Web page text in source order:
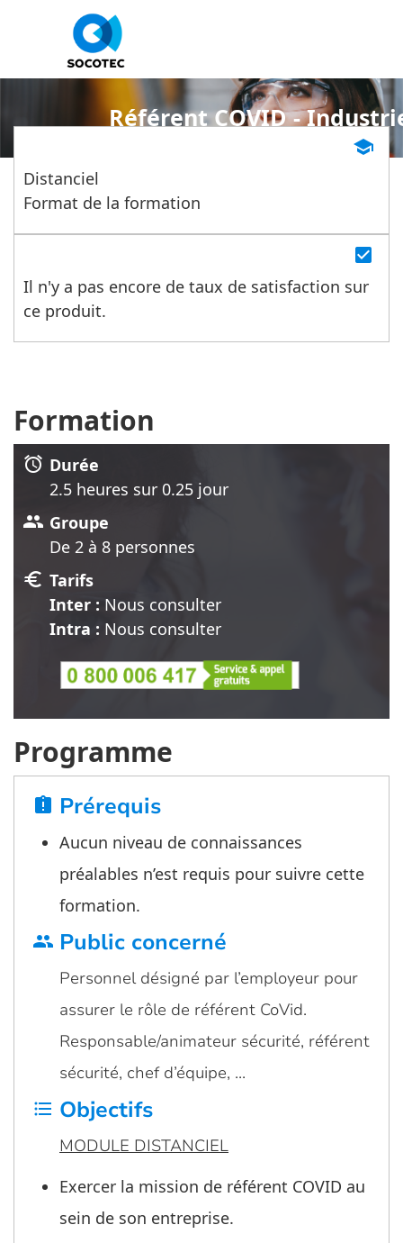
Référent COVID -
Distanciel
Format de la formation
school
Il n'y a pas encore de taux de satisfaction sur
ce produit.
check_box
Formation
alarm Durée
2.5 heures sur 0.25 jour
group Groupe
De 2 à 8 personnes
euro Tarifs
Inter : Nous consulter
Intra : Nous consulter
Programme
assignment_late Prérequis
Aucun niveau de connaissances
préalables n’est requis pour suivre cette
formation.
group Public concerné
Personnel désigné par l’employeur pour
assurer le rôle de référent CoVid.
Responsable/animateur sécurité, référent
sécurité, chef d’équipe, …
format_list_bulleted Objectifs
MODULE DISTANCIEL
Exercer la mission de référent COVID au
sein de son entreprise.